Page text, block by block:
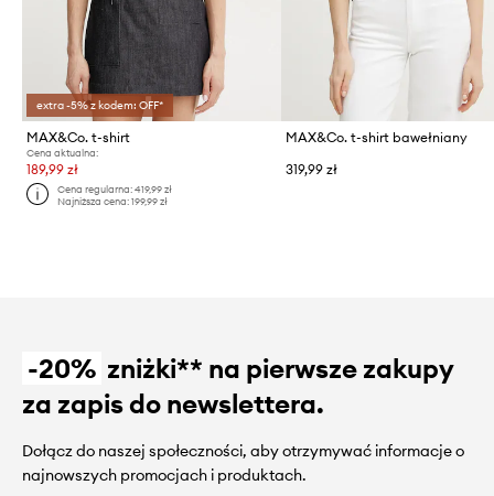
extra -5% z kodem: OFF*
MAX&Co. t-shirt
Cena aktualna:
189,99 zł
Cena regularna:419,99 zł
Najniższa cena:199,99 zł
MAX&Co. t-shirt bawełniany
319,99 zł
-20% zniżki** na pierwsze zakupy
za zapis do newslettera.
Dołącz do naszej społeczności, aby otrzymywać informacje o
najnowszych promocjach i produktach.